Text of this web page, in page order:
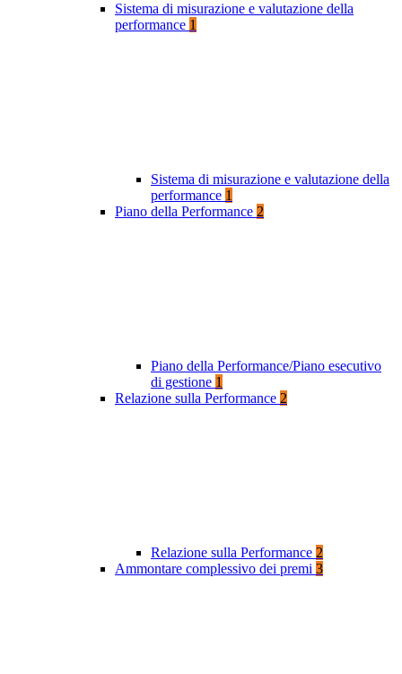
Sistema di misurazione e valutazione della
performance 1
Sistema di misurazione e valutazione della
performance 1
Piano della Performance 2
Piano della Performance/Piano esecutivo
di gestione 1
Relazione sulla Performance 2
Relazione sulla Performance 2
Ammontare complessivo dei premi 3